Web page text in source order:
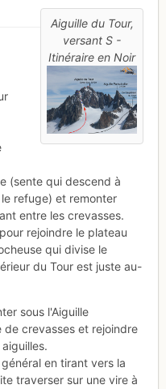
Aiguille du Tour,
versant S -
Itinéraire en Noir
(sente qui descend à
refuge) et remonter
entre les crevasses.
rejoindre le plateau
qui divise le
du Tour est juste au-
sous l'Aiguille
de crevasses et rejoindre
en tirant vers la
traverser sur une vire à